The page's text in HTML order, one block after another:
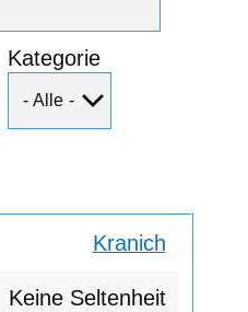
Kategorie
Kranich
Keine Seltenheit